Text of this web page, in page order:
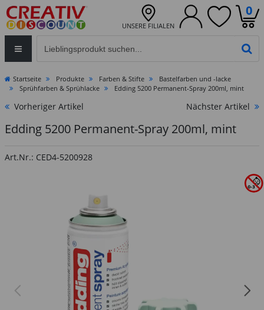
UNSERE FILIALEN
0
Startseite Produkte Farben & Stifte
Bastelfarben und -lacke
Sprühfarben & Sprühlacke
Edding 5200 Permanent-Spray 200ml, mint
Vorheriger Artikel Nächster Artikel
Edding 5200 Permanent-Spray 200ml, mint
Art.Nr.: CED4-5200928